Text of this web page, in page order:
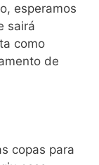
esperamos
sairá
como
de
copas para